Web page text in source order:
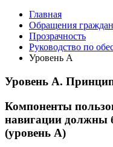
Главная
Обращения граждан
Прозрачность
Руководство по
Уровень А
Уровень А.
Компоненты
навигации должны
(уровень А)